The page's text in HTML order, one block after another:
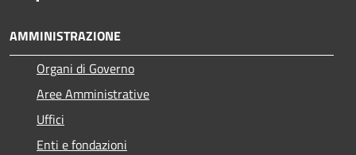
AMMINISTRAZIONE
Organi di Governo
Aree Amministrative
Uffici
Enti e fondazioni